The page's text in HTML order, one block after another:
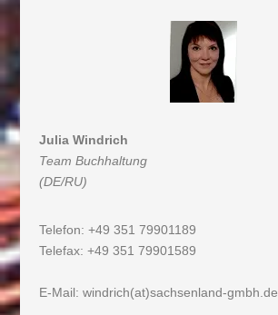
Julia Windrich
Team Buchhaltung
(DE/RU)
Telefon: +49 351 79901189
Telefax: +49 351 79901589
E-Mail: windrich(at)sachsenland-gmbh.de